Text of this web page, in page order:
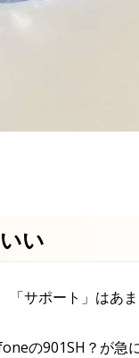
い
サポート」はあま
の901SH？が急